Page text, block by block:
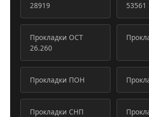
28919
53561
Прокладки ОСТ
26.260
Прокладки ПОН
Прокладки СНП